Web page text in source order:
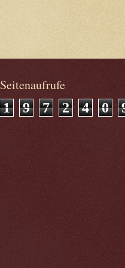
Seitenaufrufe
1 9 7 2 4 0